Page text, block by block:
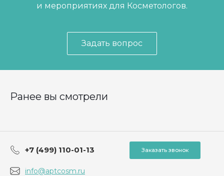
и мероприятиях для Косметологов.
Задать вопрос
Ранее вы смотрели
+7 (499) 110-01-13 Заказать звонок
info@aptcosm.ru